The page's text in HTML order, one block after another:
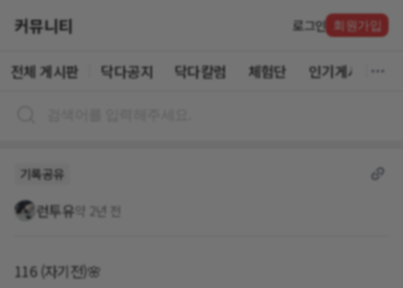
커뮤니티 로그인 회원가입
전체 게시판 닥다공지 닥다칼럼 체험단 인기게시글
기록공유
런투유 약 2년 전
116 (자기전)🌸